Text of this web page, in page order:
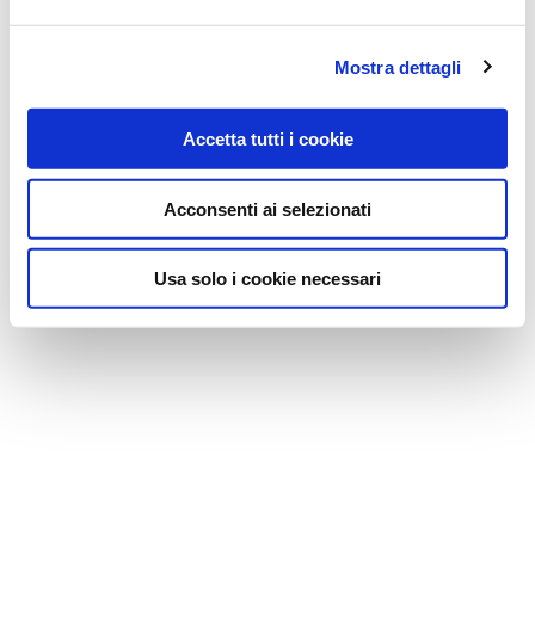
Mostra dettagli
Accetta tutti i cookie
Acconsenti ai selezionati
Usa solo i cookie necessari